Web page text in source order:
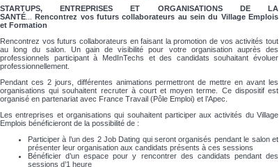
STARTUPS, ENTREPRISES ET ORGANISATIONS DE LA
SANTÉ... Rencontrez vos futurs collaborateurs au sein du Village Emplois
et Formation
Rencontrez vos futurs collaborateurs en faisant la promotion de vos activités tout
au long du salon. Un gain de visibilité pour votre organisation auprès des
professionnels participant à MedInTechs et des candidats souhaitant évoluer
professionnellement.
Pendant ces 2 jours, différentes animations permettront de mettre en avant les
organisations qui souhaitent recruter à court et moyen terme. Ce dispositif est
organisé en partenariat avec France Travail (Pôle Emploi) et l’Apec.
Les entreprises et organisations qui souhaitent participer aux activités du Village
Emplois bénéficieront de la possibilité de :
Participer à l’un des 2 Job Dating qui seront organisés pendant le salon et
présenter leur organisation aux candidats présents à ces sessions
Bénéficier d’un espace pour y rencontrer des candidats pendant des
sessions d’1 heure